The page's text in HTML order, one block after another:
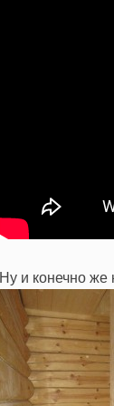
Ну и конечно же